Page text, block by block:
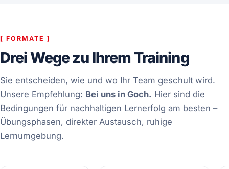
[ FORMATE ]
Drei Wege zu Ihrem Training
Sie entscheiden, wie und wo Ihr Team geschult wird.
Unsere Empfehlung: Bei uns in Goch. Hier sind die
Bedingungen für nachhaltigen Lernerfolg am besten –
Übungsphasen, direkter Austausch, ruhige
Lernumgebung.